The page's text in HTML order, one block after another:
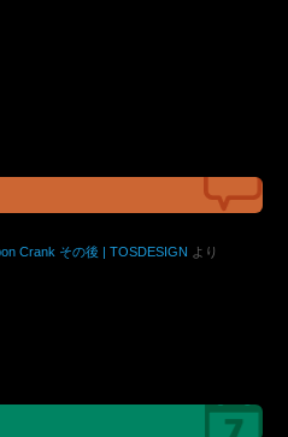
Crank その後 | TOSDESIGN より